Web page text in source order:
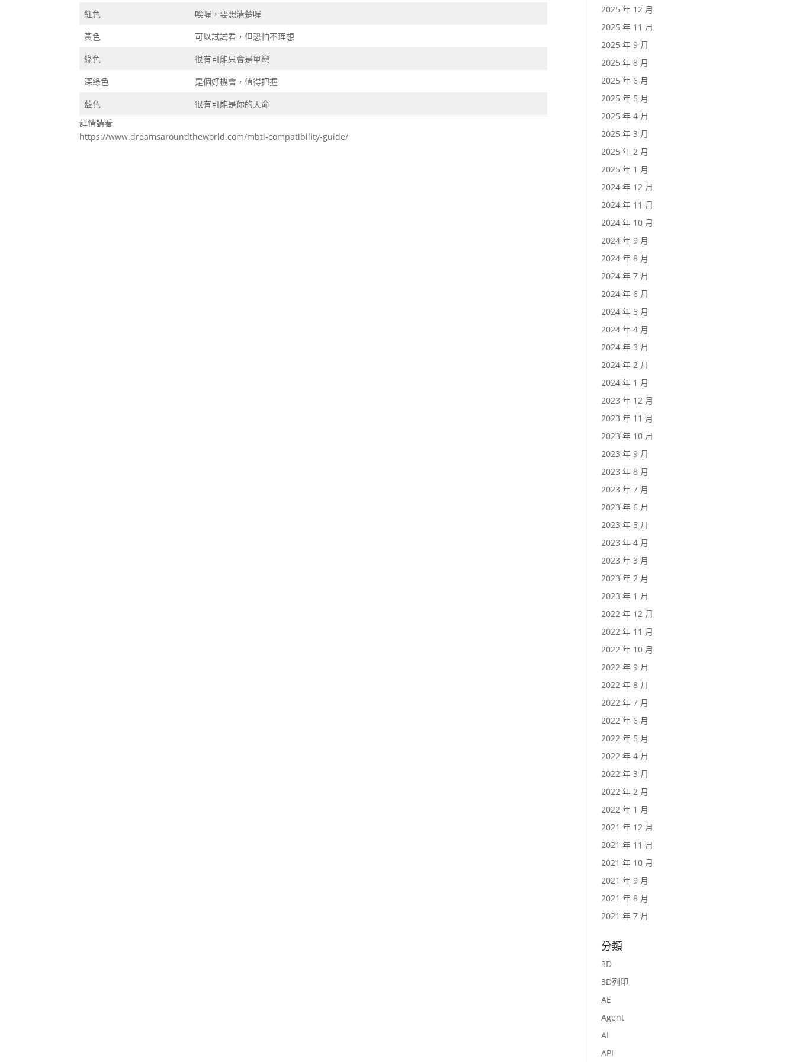
紅色
唉喔，要想清楚喔
黃色
可以試試看，但恐怕不理想
綠色
很有可能只會是單戀
深綠色
是個好機會，值得把握
藍色
很有可能是你的天命
詳情請看
https://www.dreamsaroundtheworld.com/mbti-compatibility-guide/
2025 年 12 月
2025 年 11 月
2025 年 9 月
2025 年 8 月
2025 年 6 月
2025 年 5 月
2025 年 4 月
2025 年 3 月
2025 年 2 月
2025 年 1 月
2024 年 12 月
2024 年 11 月
2024 年 10 月
2024 年 9 月
2024 年 8 月
2024 年 7 月
2024 年 6 月
2024 年 5 月
2024 年 4 月
2024 年 3 月
2024 年 2 月
2024 年 1 月
2023 年 12 月
2023 年 11 月
2023 年 10 月
2023 年 9 月
2023 年 8 月
2023 年 7 月
2023 年 6 月
2023 年 5 月
2023 年 4 月
2023 年 3 月
2023 年 2 月
2023 年 1 月
2022 年 12 月
2022 年 11 月
2022 年 10 月
2022 年 9 月
2022 年 8 月
2022 年 7 月
2022 年 6 月
2022 年 5 月
2022 年 4 月
2022 年 3 月
2022 年 2 月
2022 年 1 月
2021 年 12 月
2021 年 11 月
2021 年 10 月
2021 年 9 月
2021 年 8 月
2021 年 7 月
分類
3D
3D列印
AE
Agent
AI
API